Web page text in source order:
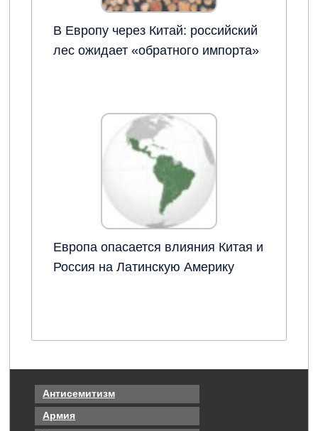
Антисемитизм
Армия